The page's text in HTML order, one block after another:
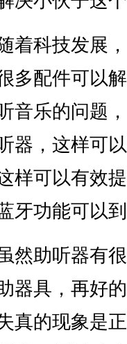
着科技发展
多配件可以
音乐的问题
器，这样可
样可以有效
牙功能可以
然助听器有
器具，再好
真的现象是